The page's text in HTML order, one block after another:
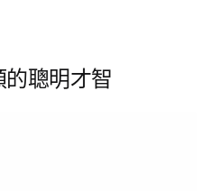
聰明才智